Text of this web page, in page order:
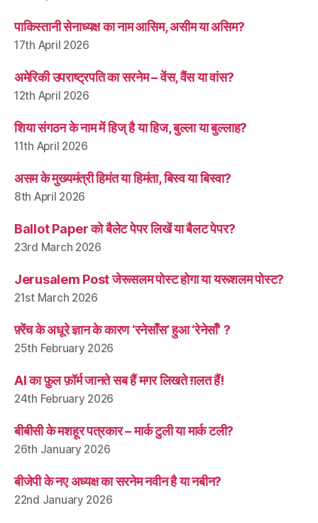
पाकिस्तानी सेनाध्यक्ष का नाम आसिम, असीम या असिम?
17th April 2026
अमेरिकी उपराष्ट्रपति का सरनेम – वेंस, वैंस या वांस?
12th April 2026
शिया संगठन के नाम में हिज् है या हिज, बुल्ला या बुल्लाह?
11th April 2026
असम के मुख्यमंत्री हिमंत या हिमंता, बिस्व या बिस्वा?
8th April 2026
Ballot Paper को बैलेट पेपर लिखें या बैलट पेपर?
23rd March 2026
Jerusalem Post जेरूसलम पोस्ट होगा या यरूशलम पोस्ट?
21st March 2026
फ़्रेंच के अधूरे ज्ञान के कारण ‘रनेसाँस’ हुआ ‘रेनेसाँ’ ?
25th February 2026
AI का फ़ुल फ़ॉर्म जानते सब हैं मगर लिखते ग़लत हैं!
24th February 2026
बीबीसी के मशहूर पत्रकार – मार्क टुली या मार्क टली?
26th January 2026
बीजेपी के नए अध्यक्ष का सरनेम नवीन है या नबीन?
22nd January 2026